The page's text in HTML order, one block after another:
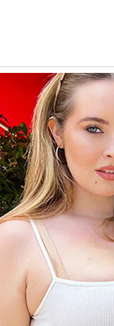
já é um bom
no grupo, Portugal
com saldo
decisiva para a
negativo para ser
campanhas.
de 2 gols
de 1 gol
de -1 gol